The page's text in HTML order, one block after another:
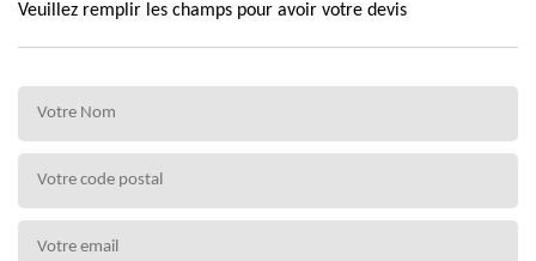
Veuillez remplir les champs pour avoir votre devis